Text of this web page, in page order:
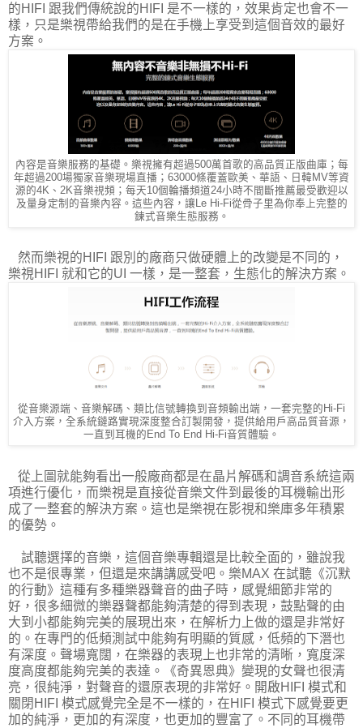
的HIFI 跟我們傳統說的HIFI 是不一樣的，效果肯定也會不一
樣，只是樂視帶給我們的是在手機上享受到這個音效的最好
方案。
內容是音樂服務的基礎。樂視擁有超過500萬首歌的高品質正版曲庫；每
年超過200場獨家音樂現場直播；63000條覆蓋歐美、華語、日韓MV等資
源的4K、2K音樂視頻；每天10個輪播頻道24小時不間斷推薦最受歡迎以
及量身定制的音樂內容。這些內容，讓Le Hi-Fi從骨子里為你奉上完整的
鍊式音樂生態服務。
然而樂視的HIFI 跟別的廠商只做硬體上的改變是不同的，
樂視HIFI 就和它的UI 一樣，是一整套，生態化的解決方案。
從音樂源端、音樂解碼、類比信號轉換到音頻輸出端，一套完整的Hi-Fi
介入方案，全系統鏈路實現深度整合訂製開發，提供給用戶高品質音源，
一直到耳機的End To End Hi-Fi音質體驗。
從上圖就能夠看出一般廠商都是在晶片解碼和調音系統這兩
項進行優化，而樂視是直接從音樂文件到最後的耳機輸出形
成了一整套的解決方案。這也是樂視在影視和樂庫多年積累
的優勢。
試聽選擇的音樂，這個音樂專輯還是比較全面的，雖說我
也不是很專業，但還是來講講感受吧。樂MAX 在試聽《沉默
的行動》這種有多種樂器聲音的曲子時，感覺細節非常的
好，很多細微的樂器聲都能夠清楚的得到表現，鼓點聲的由
大到小都能夠完美的展現出來，在解析力上做的還是非常好
的。在專門的低頻測試中能夠有明顯的質感，低頻的下潛也
有深度。聲場寬闊，在樂器的表現上也非常的清晰，寬度深
度高度都能夠完美的表達。《奇異恩典》變現的女聲也很清
亮，很純淨，對聲音的還原表現的非常好。開啟HIFI 模式和
關閉HIFI 模式感覺完全是不一樣的，在HIFI 模式下感覺要更
加的純淨，更加的有深度，也更加的豐富了。不同的耳機帶